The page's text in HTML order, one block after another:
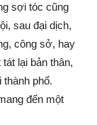
sợi tóc cũng
sau đại dịch,
công sở, hay
lại bản thân,
phố.
đến một